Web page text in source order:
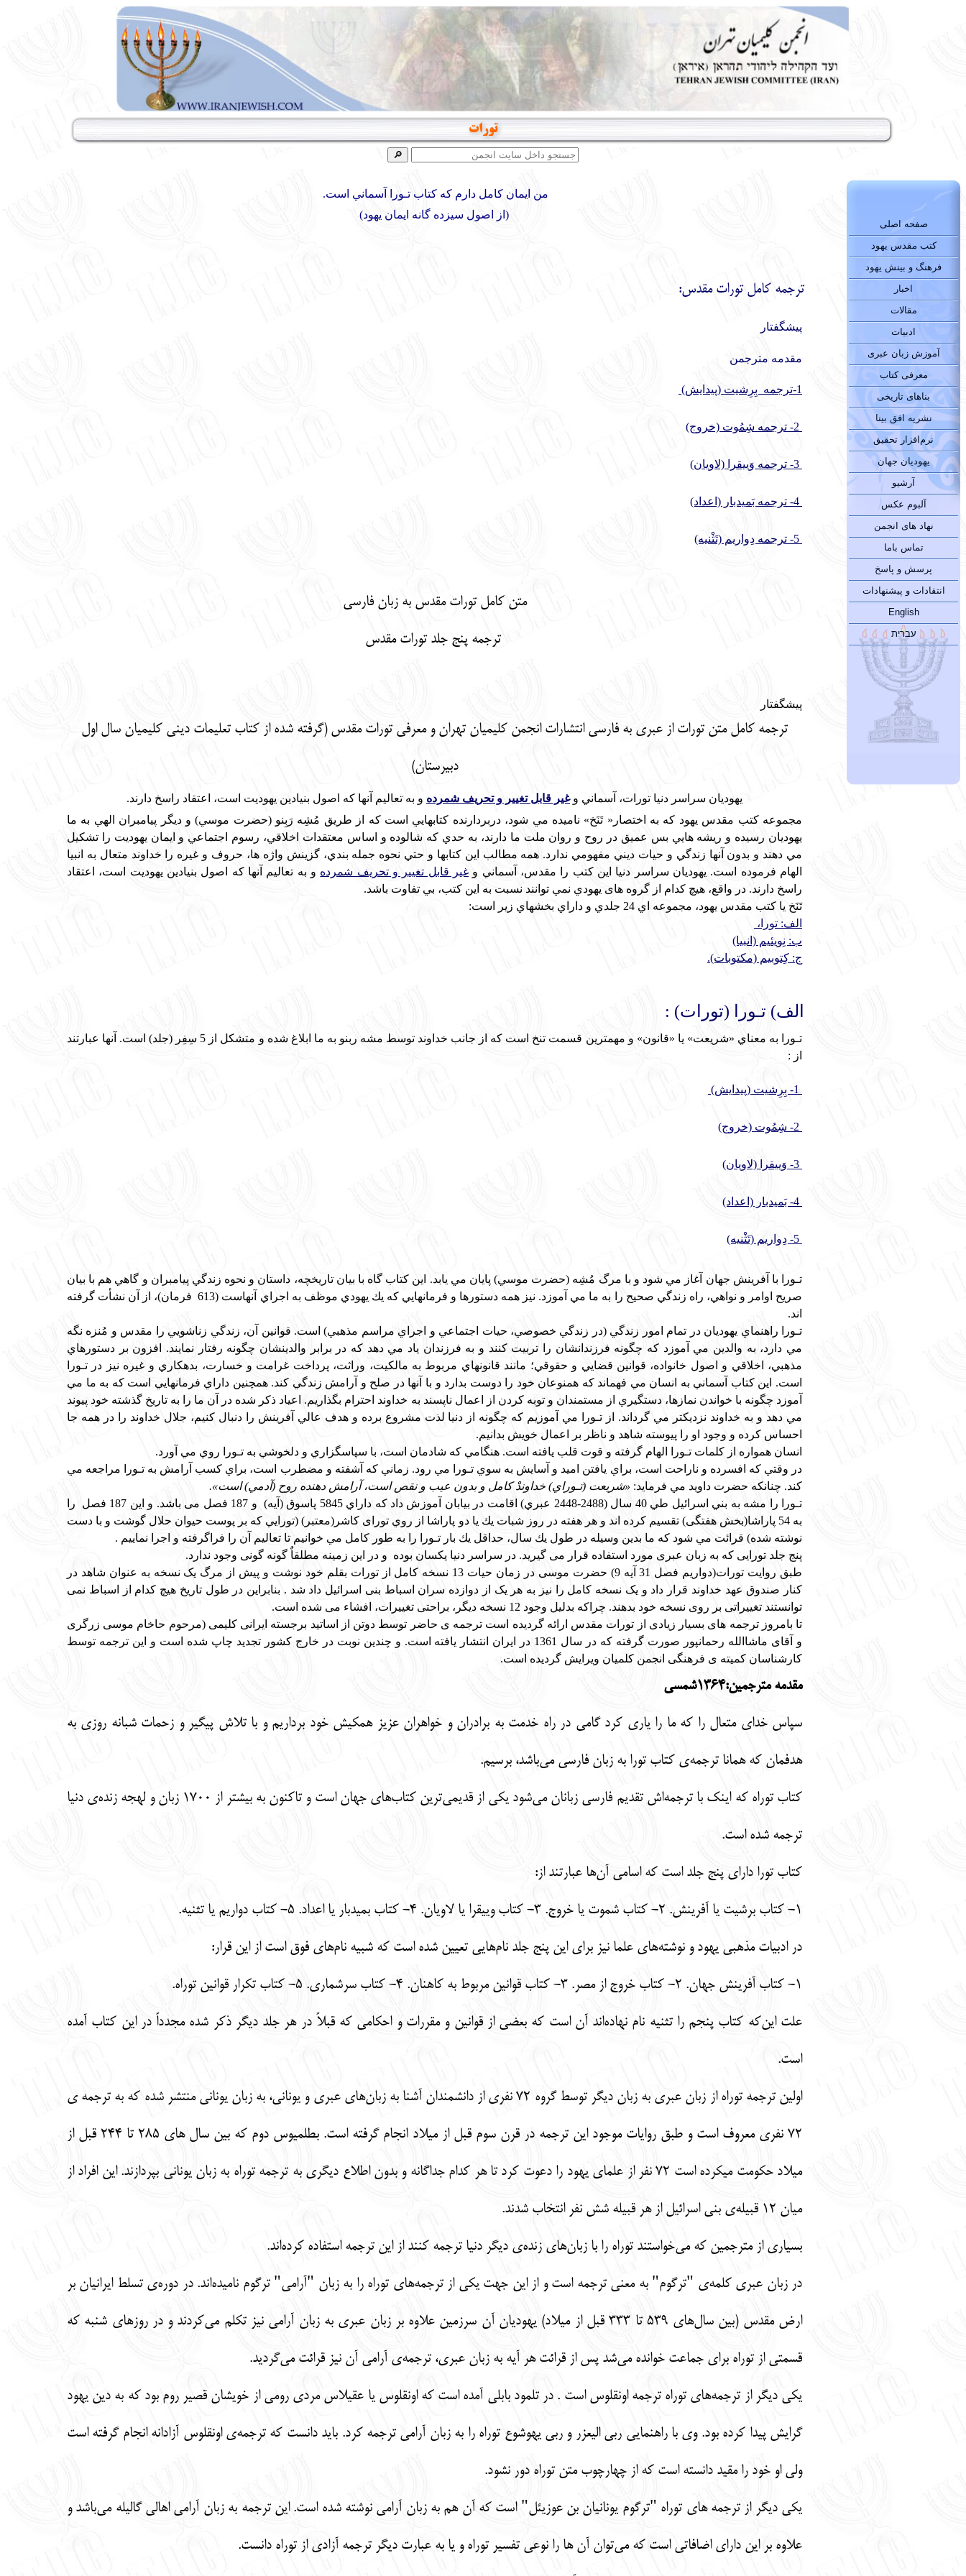
تورات
صفحه اصلی
کتب مقدس یهود
فرهنگ و بینش یهود
اخبار
مقالات
ادبیات
آموزش زبان عبری
معرفی کتاب
بناهای تاریخی
نشریه افق بینا
نرم‌افزار تحقیق
یهودیان جهان
آرشیو
آلبوم عکس
نهاد های انجمن
تماس باما
پرسش و پاسخ
انتقادات و پیشنهادات
English
עברית
من ايمان كامل دارم كه كتاب تـورا آسماني است.
(از اصول سيزده گانه ايمان يهود)
ترجمه کامل تورات مقدس:
پیشگفتار
مقدمه مترجمن
1-ترجمه بِرِشيت (پيدايش)
متن کامل تورات مقدس به زبان فارسی
ترجمه پنج جلد تورات مقدس
پیشگفتار
ترجمه کامل متن تورات از عبری به فارسی انتشارات انجمن کلیمیان تهران و معرفی تورات مقدس (گرفته شده از کتاب تعلیمات دینی کلیمیان سال اول
دبیرستان)
يهوديان سراسر دنيا تورات، آسماني وغیر قابل تغییر و تحریف شمرده و به تعاليم آنها كه اصول بنيادين يهوديت است، اعتقاد راسخ دارند.
مجموعه كتب مقدس يهود كه به اختصار« تَنَخ» ناميده مي شود، دربردارنده كتابهايي است كه از طريق مُشِه رَبِنو (حضرت موسي) و ديگر پيامبران الهي به ما
یهودیان رسيده و ريشه هايي بس عميق در روح و روان ملت ما دارند، به حدي كه شالوده و اساس معتقدات اخلاقي، رسوم اجتماعي و ايمان يهوديت را تشكيل
مي دهند و بدون آنها زندگي و حيات ديني مفهومي ندارد. همه مطالب اين كتابها و حتي نحوه جمله بندي، گزينش واژه ها، حروف و غيره را خداوند متعال به انبيا
الهام فرموده است. يهوديان سراسر دنيا اين كتب را مقدس، آسماني و غیر قابل تغییر و تحریف شمرده و به تعاليم آنها كه اصول بنيادين يهوديت است، اعتقاد
راسخ دارند. در واقع، هيچ کدام از گروه های يهودي نمي توانند نسبت به اين کتب، بي تفاوت باشد.
تَنَخ يا كتب مقدس يهود، مجموعه اي 24 جلدي و داراي بخشهاي زير است:
الف: تورا،
ب: نِويئيم (انبيا)
ج: كِتوبيم (مكتوبات).
الف) تـورا (تورات) :
تـورا به معناي «شريعت» يا «قانون» و مهمترين قسمت تنخ است كه از جانب خداوند توسط مشه ربنو به ما ابلاغ شده و متشكل از 5 سِفِر (جلد) است. آنها عبارتند
از :
1- بِرِشيت (پيدايش)
تـورا با آفرينش جهان آغاز مي شود و با مرگ مُشِه (حضرت موسي) پايان مي يابد. اين كتاب گاه با بيان تاريخچه، داستان و نحوه زندگي پيامبران و گاهي هم با بيان
صريح اوامر و نواهي، راه زندگي صحيح را به ما مي آموزد. نيز همه دستورها و فرمانهايي كه يك يهودي موظف به اجراي آنهاست (613 فرمان)، از آن نشأت گرفته
اند.
تـورا راهنماي يهوديان در تمام امور زندگي (در زندگي خصوصي، حيات اجتماعي و اجراي مراسم مذهبي) است. قوانين آن، زندگي زناشويي را مقدس و مُنزه نگه
مي دارد، به والدين مي آموزد كه چگونه فرزندانشان را تربيت كنند و به فرزندان ياد مي دهد كه در برابر والدينشان چگونه رفتار نمايند. افزون بر دستورهاي
مذهبي، اخلاقي و اصول خانواده، قوانين قضايي و حقوقي؛ مانند قانونهاي مربوط به مالكيت، وراثت، پرداخت غرامت و خسارت، بدهكاري و غيره نيز در تـورا
است. اين كتاب آسماني به انسان مي فهماند كه همنوعان خود را دوست بدارد و با آنها در صلح و آرامش زندگي كند. همچنين داراي فرمانهايي است كه به ما مي
آموزد چگونه با خواندن نمازها، دستگيري از مستمندان و توبه كردن از اعمال ناپسند به خداوند احترام بگذاريم. اعياد ذكر شده در آن ما را به تاريخ گذشته خود پيوند
مي دهد و به خداوند نزديكتر مي گرداند. از تـورا مي آموزيم كه چگونه از دنيا لذت مشروع برده و هدف عالي آفرينش را دنبال كنيم، جلال خداوند را در همه جا
احساس كرده و وجود او را پيوسته شاهد و ناظر بر اعمال خويش بدانيم.
انسان همواره از كلمات تـورا الهام گرفته و قوت قلب يافته است. هنگامي كه شادمان است، با سپاسگزاري و دلخوشي به تـورا روي مي آورد.
در وقتي كه افسرده و ناراحت است، براي يافتن اميد و آسايش به سوي تـورا مي رود. زماني كه آشفته و مضطرب است، براي كسب آرامش به تـورا مراجعه مي
كند. چنانكه حضرت داويد مي فرمايد: «شريعت (تـوراي) خداوندْ كامل و بدون عيب و نقص است، آرامش دهنده روح (آدمي) است».
تـورا را مشه به بني اسرائيل طي 40 سال (2488-2448 عبري) اقامت در بيابان آموزش داد كه داراي 5845 پاسوق (آيه) و 187 فصل می باشد. و این 187 فصل را
به 54 پاراشا(بخش هفتگی) تقسیم کرده اند و هر هفته در روز شبات يك یا دو پاراشا از روي تورای کاشر(معتبر) (تورايي كه بر پوست حيوان حلال گوشت و با دست
نوشته شده) قرائت مي شود كه ما بدين وسيله در طول يك سال، حداقل يك بار تـورا را به طور كامل مي خوانيم تا تعاليم آن را فراگرفته و اجرا نماييم .
پنج جلد تورایی که به زبان عبری مورد استفاده قرار می گیرید. در سراسر دنیا یکسان بوده و در این زمینه مطلقاٌ گونه گونی وجود ندارد.
طبق روایت تورات(دواریم فصل 31 آیه 9) حضرت موسی در زمان حیات 13 نسخه کامل از تورات بقلم خود نوشت و پیش از مرگ یک نسخه به عنوان شاهد در
کنار صندوق عهد خداوند قرار داد و یک نسخه کامل را نیز به هر یک از دوازده سران اسباط بنی اسرائیل داد شد . بنابراین در طول تاریخ هیچ کدام از اسباط نمی
توانستند تغییراتی بر روی نسخه خود بدهند. چراکه بدلیل وجود 12 نسخه دیگر، براحتی تغییرات، افشاء می شده است.
تا بامروز ترجمه های بسیار زیادی از تورات مقدس ارائه گردیده است ترجمه ی حاضر توسط دوتن از اساتید برجسته ایرانی کلیمی (مرحوم حاخام موسی زرگری
و آقای ماشاالله رحمانپور صورت گرفته که در سال 1361 در ایران انتشار یافته است. و چندین نوبت در خارج کشور تجدید چاپ شده است و این ترجمه توسط
کارشناسان کمیته ی فرهنگی انجمن کلمیان ویرایش گردیده است.
مقدمه مترجمین:1364شمسی
سپاس خدای متعال را که ما را یاری کرد گامی در راه خدمت به برادران و خواهران عزیز همکیش خود برداریم و با تلاش پیگیر و زحمات شبانه روزی به
هدفمان که همانا ترجمه‌ی کتاب تورا به زبان فارسی می‌باشد، برسیم.
کتاب توراه که اینک با ترجمه‌اش تقدیم فارسی زبانان می‌شود یکی از قدیمی‌ترین کتاب‌های جهان است و تاکنون به بیشتر از 1700 زبان و لهجه زنده‌ی دنیا
ترجمه شده است.
کتاب تورا دارای پنج جلد است که اسامی آن‌ها عبارتند از:
1- کتاب برشیت یا آفرینش. 2- کتاب شموت یا خروج. 3- کتاب وییقرا یا لاویان. 4- کتاب بمیدبار یا اعداد. 5- کتاب دواریم یا تثنیه.
در ادبیات مذهبی یهود و نوشته‌های علما نیز برای این پنج جلد نام‌هایی تعیین شده است که شبیه نام‌های فوق است از این قرار:
1- کتاب آفرینش جهان. 2- کتاب خروج از مصر. 3- کتاب قوانین مربوط به کاهنان. 4- کتاب سرشماری. 5- کتاب تکرار قوانین توراه.
علت این‌که کتاب پنجم را تثنیه نام نهاده‌اند آن است که بعضی از قوانین و مقررات و احکامی که قبلاً در هر جلد دیگر ذکر شده مجدداً در این کتاب آمده
است.
اولین ترجمه توراه از زبان عبری به زبان دیگر توسط گروه 72 نفری از دانشمندان آشنا به زبان‌های عبری و یونانی، به زبان یونانی منتشر شده که به ترجمه ی
72 نفری معروف است و طبق روایات موجود این ترجمه در قرن سوم قبل از میلاد انجام گرفته است. بطلمیوس دوم که بین سال های 285 تا 244 قبل از
میلاد حکومت می‎کرده است 72 نفر از علمای یهود را دعوت کرد تا هر کدام جداگانه و بدون اطلاع دیگری به ترجمه توراه به زبان یونانی بپردازند. این افراد از
میان 12 قبیله‌ی بنی اسرائیل از هر قبیله شش نفر انتخاب شدند.
بسیاری از مترجمین که می‌خواستند توراه را با زبان‌های زنده‌ی دیگر دنیا ترجمه کنند از این ترجمه استفاده کرده‌اند.
در زبان عبری کلمه‌ی "ترگوم" به معنی ترجمه است و از این جهت یکی از ترجمه‌های توراه را به زبان "آرامی" ترگوم نامیده‌اند. در دوره‌ی تسلط ایرانیان بر
ارض مقدس (بین سال‌های 539 تا 333 قبل از میلاد) یهودیان آن سرزمین علاوه بر زبان عبری به زبان آرامی نیز تکلم می‌کردند و در روزهای شنبه که
قسمتی از توراه برای جماعت خوانده می‌شد پس از قرائت هر آیه به زبان عبری، ترجمه‌ی آرامی آن نیز قرائت می‌گردید.
یکی دیگر از ترجمه‌های توراه ترجمه اونقلوس است . در تلمود بابلی آمده است که اونقلوس یا عقیلاس مردی رومی از خویشان قصیر روم بود که به دین یهود
گرایش پیدا کرده بود. وی با راهنمایی ربی الیعزر و ربی یهوشوع توراه را به زبان آرامی ترجمه کرد. باید دانست که ترجمه‌ی اونقلوس آزادانه انجام گرفته است
ولی او خود را مقید دانسته است که از چهارچوب متن توراه دور نشود.
یکی دیگر از ترجمه های توراه "ترگوم یونانیان بن عوزیئل" است که آن هم به زبان آرامی نوشته شده است. این ترجمه به زبان آرامی اهالی گالیله می‌باشد و
علاوه بر این دارای اضافاتی است که می‌توان آن ها را نوعی تفسیر توراه و یا به عبارت دیگر ترجمه آزادی از توراه دانست.